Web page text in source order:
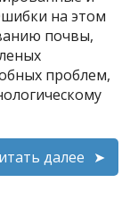
на этом
почвы,
проблем,
далее